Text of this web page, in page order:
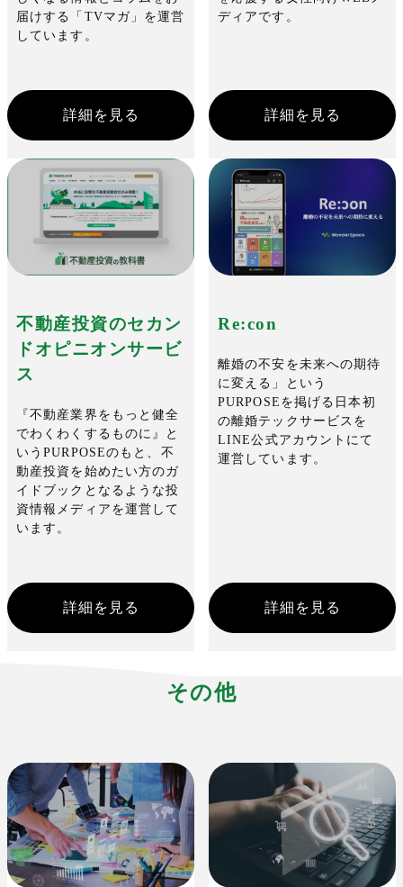
届けする「TVマガ」を運営
しています。
詳細を見る
ディアです。
詳細を見る
不動産投資のセカン
ドオピニオンサービ
ス
『不動産業界をもっと健全
でわくわくするものに』と
いうPURPOSEのもと、不
動産投資を始めたい方のガ
イドブックとなるような投
資情報メディアを運営して
います。
詳細を見る
Re:con
離婚の不安を未来への期待
に変える」という
PURPOSEを掲げる日本初
の離婚テックサービスを
LINE公式アカウントにて
運営しています。
詳細を見る
その他